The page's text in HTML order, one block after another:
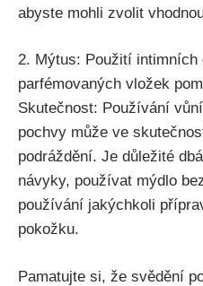
abyste mohli zvolit
2. Mýtus: Použití⁢ intimních
parfémovaných vložek
Skutečnost: Používání
⁤pochvy může ve
podráždění. Je důležité
⁣návyky, používat mýdlo
používání jakýchkoli
pokožku.
Pamatujte si, že svědění